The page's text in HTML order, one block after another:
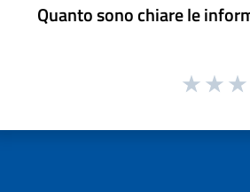
Quanto sono chiare le